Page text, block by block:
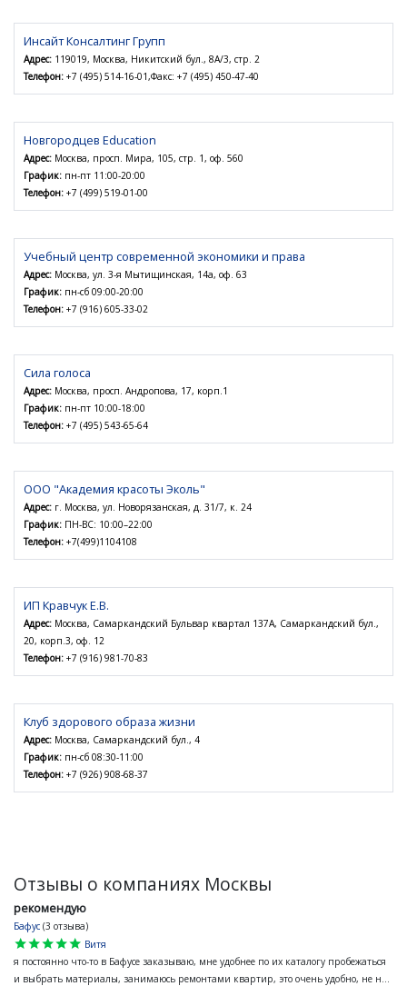
Инсайт Консалтинг Групп
Адрес: 119019, Москва, Никитский бул., 8А/3, стр. 2
Телефон: +7 (495) 514-16-01,Факс: +7 (495) 450-47-40
Новгородцев Education
Адрес: Москва, просп. Мира, 105, стр. 1, оф. 560
График: пн-пт 11:00-20:00
Телефон: +7 (499) 519-01-00
Учебный центр современной экономики и права
Адрес: Москва, ул. 3-я Мытищинская, 14а, оф. 63
График: пн-сб 09:00-20:00
Телефон: +7 (916) 605-33-02
Сила голоса
Адрес: Москва, просп. Андропова, 17, корп.1
График: пн-пт 10:00-18:00
Телефон: +7 (495) 543-65-64
ООО "Академия красоты Эколь"
Адрес: г. Москва, ул. Новорязанская, д. 31/7, к. 24
График: ПН-ВС: 10:00–22:00
Телефон: +7(499)1104108
ИП Кравчук Е.В.
Адрес: Москва, Самаркандский Бульвар квартал 137А, Самаркандский бул.,
20, корп.3, оф. 12
Телефон: +7 (916) 981-70-83
Клуб здорового образа жизни
Адрес: Москва, Самаркандский бул., 4
График: пн-сб 08:30-11:00
Телефон: +7 (926) 908-68-37
Отзывы о компаниях Москвы
рекомендую
Бафус (3 отзыва)
star
star
star
star
star
Витя
я постоянно что-то в Бафусе заказываю, мне удобнее по их каталогу пробежаться
и выбрать материалы, занимаюсь ремонтами квартир, это очень удобно, не н...